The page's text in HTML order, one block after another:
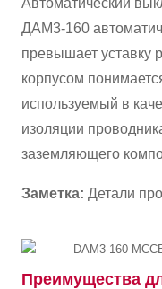
ДАМ3-160
превышает уставку
корпусом
используемый в
изоляции
заземляющего
Заметка: Детали
Преимущества